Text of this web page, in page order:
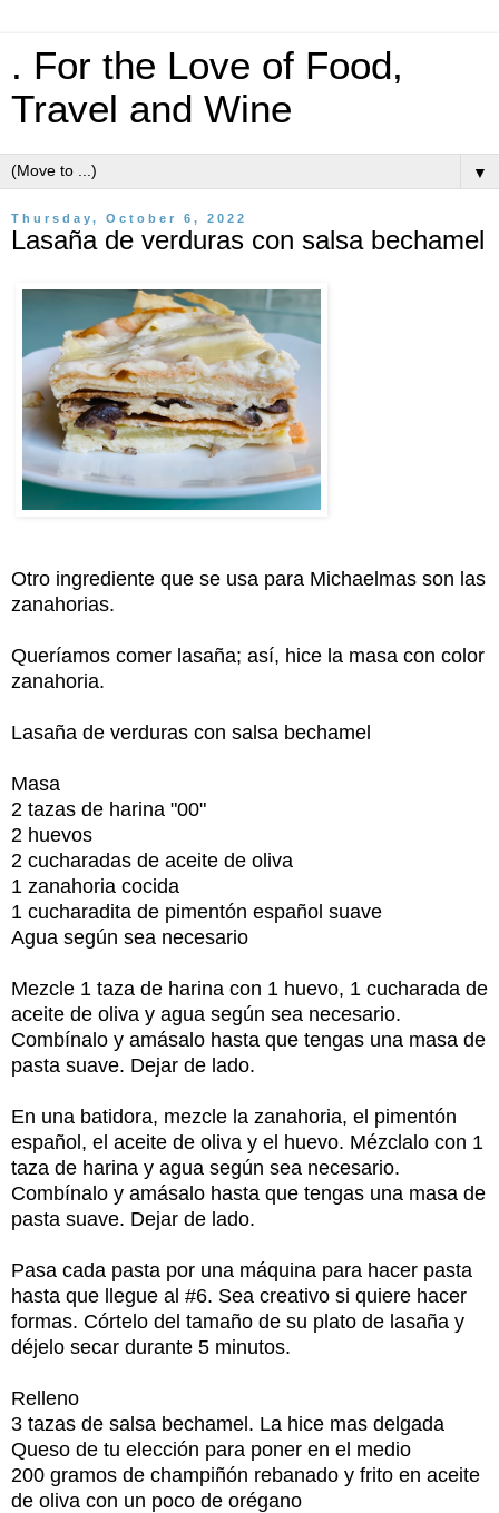
. For the Love of Food,
Travel and Wine
▼
Thursday, October 6, 2022
Lasaña de verduras con salsa bechamel
Otro ingrediente que se usa para Michaelmas son las
zanahorias.
Queríamos comer lasaña; así, hice la masa con color
zanahoria.
Lasaña de verduras con salsa bechamel
Masa
2 tazas de harina "00"
2 huevos
2 cucharadas de aceite de oliva
1 zanahoria cocida
1 cucharadita de pimentón español suave
Agua según sea necesario
Mezcle 1 taza de harina con 1 huevo, 1 cucharada de
aceite de oliva y agua según sea necesario.
Combínalo y amásalo hasta que tengas una masa de
pasta suave. Dejar de lado.
En una batidora, mezcle la zanahoria, el pimentón
español, el aceite de oliva y el huevo. Mézclalo con 1
taza de harina y agua según sea necesario.
Combínalo y amásalo hasta que tengas una masa de
pasta suave. Dejar de lado.
Pasa cada pasta por una máquina para hacer pasta
hasta que llegue al #6. Sea creativo si quiere hacer
formas. Córtelo del tamaño de su plato de lasaña y
déjelo secar durante 5 minutos.
Relleno
3 tazas de salsa bechamel. La hice mas delgada
Queso de tu elección para poner en el medio
200 gramos de champiñón rebanado y frito en aceite
de oliva con un poco de orégano